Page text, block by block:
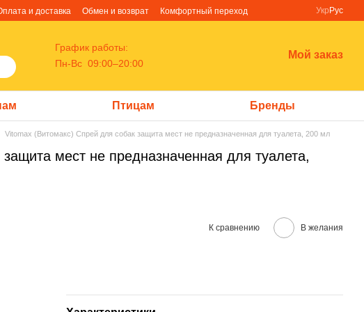
и доставка Обмен и возврат
Комфортный переход
Укр Рус
График работы:
Пн-Вс 09:00–20:00
Мой заказ
Птицам Бренды
Vitomax (Витомакс) Спрей для собак защита мест не предназначенная для туалета, 200 мл
мест не предназначенная для туалета,
К сравнению В желания